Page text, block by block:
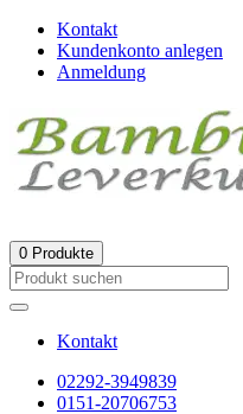
Kontakt
Kundenkonto anlegen
Anmeldung
0 Produkte
Kontakt
02292-3949839
0151-20706753